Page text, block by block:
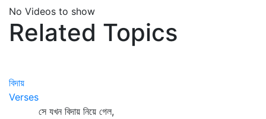
No Videos to show
Related Topics
বিদায়
Verses
সে যখন বিদায় নিয়ে গেল,